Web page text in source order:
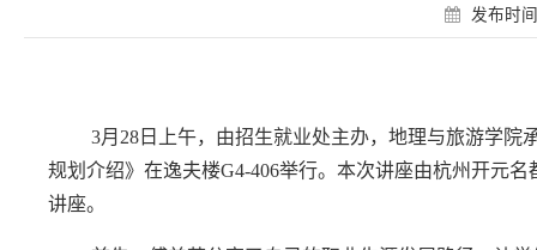
发布时
3月28日上午，由招生就业处主办，地理与旅游学
规划介绍》在逸夫楼G4-406举行。本次讲座由杭州开元
讲座。